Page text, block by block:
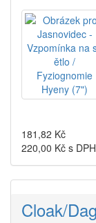
181,82 Kč
220,00 Kč s DPH
Cloak/